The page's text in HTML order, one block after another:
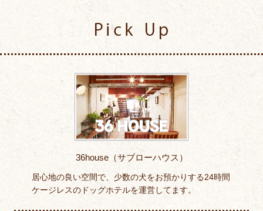
36house（サブローハウス）
居心地の良い空間で、少数の犬をお預かりする24時間
ケージレスのドッグホテルを運営してます。